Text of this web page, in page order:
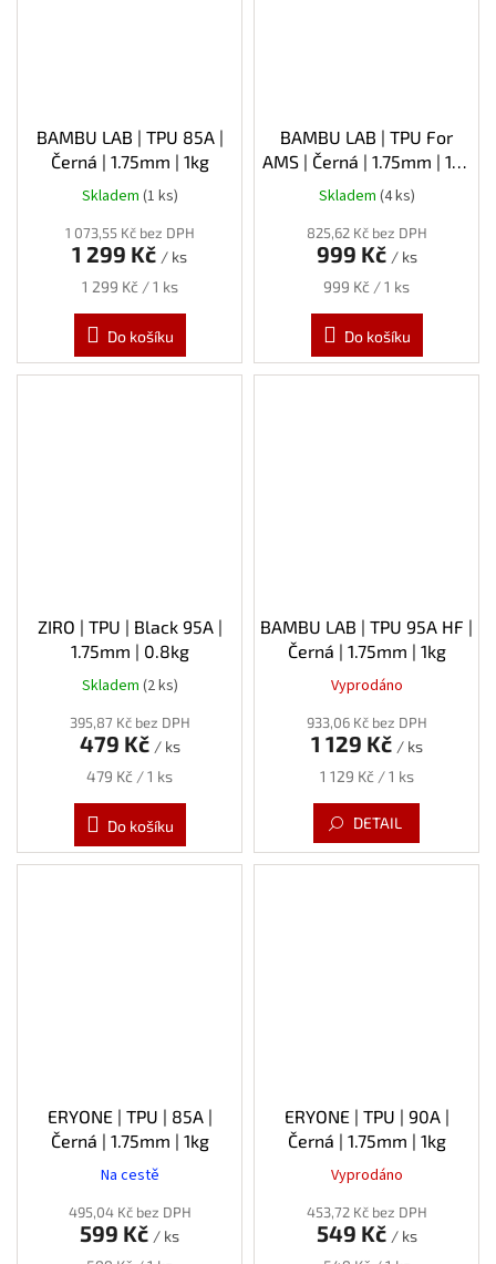
BAMBU LAB | TPU 85A |
Černá | 1.75mm | 1kg
Skladem (1 ks)
1 073,55 Kč bez DPH
1 299 Kč / ks
Měrná
1 299 Kč / 1 ks
Do košíku
BAMBU LAB | TPU For
AMS | Černá | 1.75mm | 1kg
| Refill
Skladem (4 ks)
825,62 Kč bez DPH
999 Kč / ks
Měrná
999 Kč / 1 ks
Do košíku
ZIRO | TPU | Black 95A |
1.75mm | 0.8kg
Skladem (2 ks)
395,87 Kč bez DPH
479 Kč / ks
Měrná
479 Kč / 1 ks
Do košíku
BAMBU LAB | TPU 95A HF |
Černá | 1.75mm | 1kg
Vyprodáno
933,06 Kč bez DPH
1 129 Kč / ks
Měrná
1 129 Kč / 1 ks
DETAIL
ERYONE | TPU | 85A |
Černá | 1.75mm | 1kg
Na cestě
495,04 Kč bez DPH
599 Kč / ks
ERYONE | TPU | 90A |
Černá | 1.75mm | 1kg
Vyprodáno
453,72 Kč bez DPH
549 Kč / ks